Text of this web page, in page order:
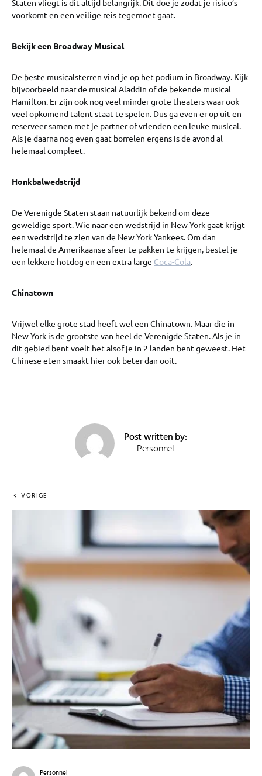
Staten vliegt is dit altijd belangrijk. Dit doe je zodat je risico’s
voorkomt en een veilige reis tegemoet gaat.
Bekijk een Broadway Musical
De beste musicalsterren vind je op het podium in Broadway. Kijk
bijvoorbeeld naar de musical Aladdin of de bekende musical
Hamilton. Er zijn ook nog veel minder grote theaters waar ook
veel opkomend talent staat te spelen. Dus ga even er op uit en
reserveer samen met je partner of vrienden een leuke musical.
Als je daarna nog even gaat borrelen ergens is de avond al
helemaal compleet.
Honkbalwedstrijd
De Verenigde Staten staan natuurlijk bekend om deze
geweldige sport. Wie naar een wedstrijd in New York gaat krijgt
een wedstrijd te zien van de New York Yankees. Om dan
helemaal de Amerikaanse sfeer te pakken te krijgen, bestel je
een lekkere hotdog en een extra large Coca-Cola.
Chinatown
Vrijwel elke grote stad heeft wel een Chinatown. Maar die in
New York is de grootste van heel de Verenigde Staten. Als je in
dit gebied bent voelt het alsof je in 2 landen bent geweest. Het
Chinese eten smaakt hier ook beter dan ooit.
Post written by:
Personnel
VORIGE
Personnel